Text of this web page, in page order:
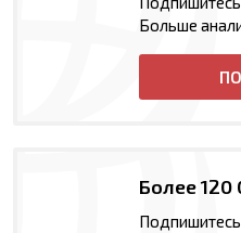
Больше
Более